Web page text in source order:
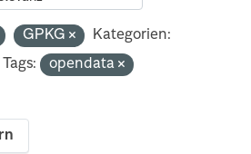
GPKG
Kategorien:
Tags:
opendata